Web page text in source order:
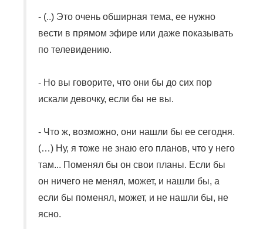
- (..) Это очень обширная тема, ее нужно
вести в прямом эфире или даже показывать
по телевидению.
- Но вы говорите, что они бы до сих пор
искали девочку, если бы не вы.
- Что ж, возможно, они нашли бы ее сегодня.
(…) Ну, я тоже не знаю его планов, что у него
там... Поменял бы он свои планы. Если бы
он ничего не менял, может, и нашли бы, а
если бы поменял, может, и не нашли бы, не
ясно.